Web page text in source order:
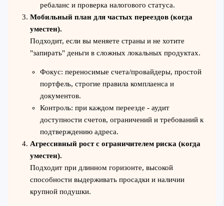
ребаланс и проверка налогового статуса.
Мобильный план для частых переездов (когда
уместен).
Подходит, если вы меняете страны и не хотите
"запирать" деньги в сложных локальных продуктах.
Фокус: переносимые счета/провайдеры, простой
портфель, строгие правила комплаенса и
документов.
Контроль: при каждом переезде - аудит
доступности счетов, ограничений и требований к
подтверждению адреса.
Агрессивный рост с ограничителем риска (когда
уместен).
Подходит при длинном горизонте, высокой
способности выдерживать просадки и наличии
крупной подушки.